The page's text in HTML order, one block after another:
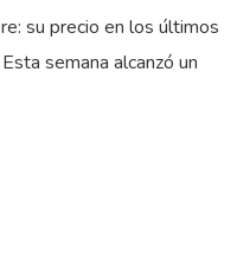
su precio en los últimos
semana alcanzó un